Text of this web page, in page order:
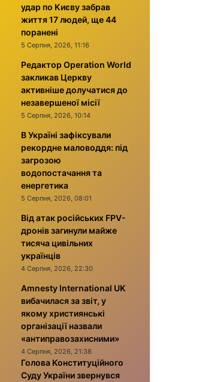
удар по Києву забрав
життя 17 людей, ще 44
поранені
5 Серпня, 2026, 11:16
Редактор Operation World
закликав Церкву
активніше долучатися до
незавершеної місії
5 Серпня, 2026, 10:14
В Україні зафіксували
рекордне маловоддя: під
загрозою
водопостачання та
енергетика
5 Серпня, 2026, 08:01
Від атак російських FPV-
дронів загинули майже
тисяча цивільних
українців
4 Серпня, 2026, 22:30
Amnesty International UK
вибачилася за звіт, у
якому християнські
організації назвали
«антиправозахисними»
4 Серпня, 2026, 21:38
Голова Конституційного
Суду України звернувся